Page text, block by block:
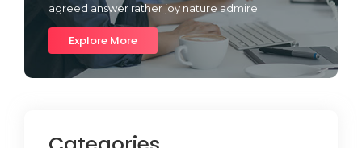
agreed answer rather joy nature admire.
Explore More